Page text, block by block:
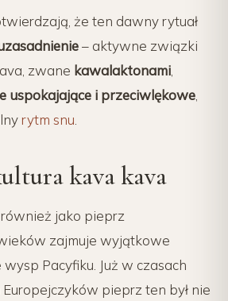
że ten dawny rytuał
– aktywne związki
zwane kawalaktonami,
uspokajające i przeciwlękowe,
rytm snu.
kava kava
jako pieprz
zajmuje wyjątkowe
Pacyfiku. Już w czasach
pieprz ten był nie